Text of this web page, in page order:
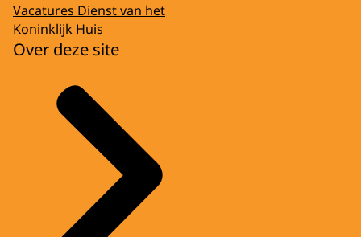
Vacatures Dienst van het
Koninklijk Huis
Over deze site